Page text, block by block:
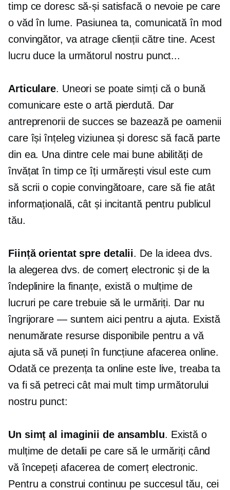
timp ce doresc să-și satisfacă o nevoie pe care
o văd în lume. Pasiunea ta, comunicată în mod
convingător, va atrage clienții către tine. Acest
lucru duce la următorul nostru punct...
Articulare. Uneori se poate simți că o bună
comunicare este o artă pierdută. Dar
antreprenorii de succes se bazează pe oamenii
care își înțeleg viziunea și doresc să facă parte
din ea. Una dintre cele mai bune abilități de
învățat în timp ce îți urmărești visul este cum
să scrii o copie convingătoare, care să fie atât
informațională, cât și incitantă pentru publicul
tău.
Ființăorientat spre detalii. De la ideea dvs.
la alegerea dvs. de comerț electronic și de la
îndeplinire la finanțe, există o mulțime de
lucruri pe care trebuie să le urmăriți. Dar nu
îngrijorare — suntem aici pentru a ajuta. Există
nenumărate resurse disponibile pentru a vă
ajuta să vă puneți în funcțiune afacerea online.
Odată ce prezența ta online este live, treaba ta
va fi să petreci cât mai mult timp următorului
nostru punct:
Un simț al imaginii de ansamblu. Există o
mulțime de detalii pe care să le urmăriți când
vă începeți afacerea de comerț electronic.
Pentru a construi continuu pe succesul tău, cei